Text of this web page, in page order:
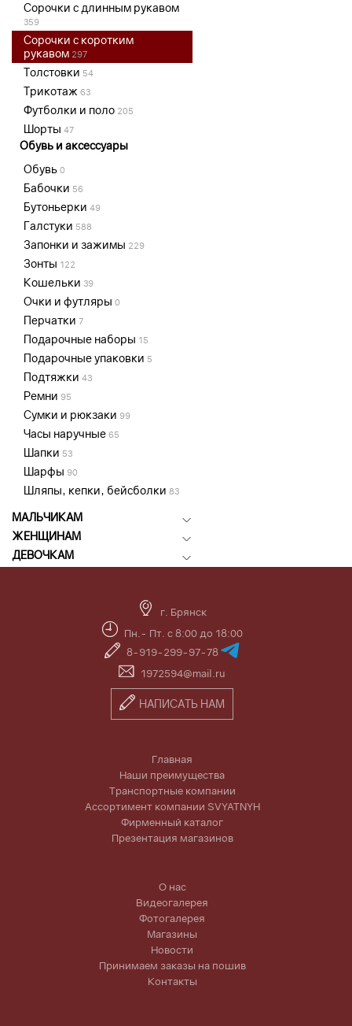
Сорочки с длинным рукавом
359
Сорочки с коротким
рукавом 297
Толстовки 54
Трикотаж 63
Футболки и поло 205
Шорты 47
Обувь и аксессуары
Обувь 0
Бабочки 56
Бутоньерки 49
Галстуки 588
Запонки и зажимы 229
Зонты 122
Кошельки 39
Очки и футляры 0
Перчатки 7
Подарочные наборы 15
Подарочные упаковки 5
Подтяжки 43
Ремни 95
Сумки и рюкзаки 99
Часы наручные 65
Шапки 53
Шарфы 90
Шляпы, кепки, бейсболки 83
МАЛЬЧИКАМ
ЖЕНЩИНАМ
ДЕВОЧКАМ
г. Брянск
Пн.- Пт. с 8:00 до 18:00
8-919-299-97-78
1972594@mail.ru
НАПИСАТЬ НАМ
Главная
Наши преимущества
Транспортные компании
Ассортимент компании SVYATNYH
Фирменный каталог
Презентация магазинов
О нас
Видеогалерея
Фотогалерея
Магазины
Новости
Принимаем заказы на пошив
Контакты